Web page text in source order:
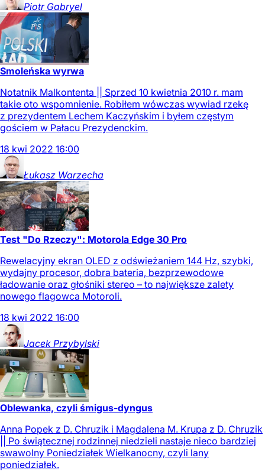
Piotr Gabryel
Smoleńska wyrwa
Notatnik Malkontenta || Sprzed 10 kwietnia 2010 r. mam
takie oto wspomnienie. Robiłem wówczas wywiad rzekę
z prezydentem Lechem Kaczyńskim i byłem częstym
gościem w Pałacu Prezydenckim.
18 kwi 2022 16:00
Łukasz Warzecha
Test "Do Rzeczy": Motorola Edge 30 Pro
Rewelacyjny ekran OLED z odświeżaniem 144 Hz, szybki,
wydajny procesor, dobra bateria, bezprzewodowe
ładowanie oraz głośniki stereo – to największe zalety
nowego flagowca Motoroli.
18 kwi 2022 16:00
Jacek Przybylski
Oblewanka, czyli śmigus-dyngus
Anna Popek z D. Chruzik i Magdalena M. Krupa z D. Chruzik
|| Po świątecznej rodzinnej niedzieli nastaje nieco bardziej
swawolny Poniedziałek Wielkanocny, czyli lany
poniedziałek.